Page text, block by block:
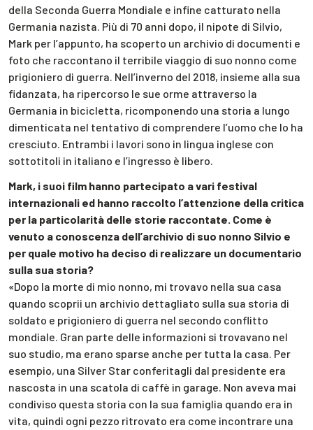
della Seconda Guerra Mondiale e infine catturato nella
Germania nazista. Più di 70 anni dopo, il nipote di Silvio,
Mark per l’appunto, ha scoperto un archivio di documenti e
foto che raccontano il terribile viaggio di suo nonno come
prigioniero di guerra. Nell’inverno del 2018, insieme alla sua
fidanzata, ha ripercorso le sue orme attraverso la
Germania in bicicletta, ricomponendo una storia a lungo
dimenticata nel tentativo di comprendere l’uomo che lo ha
cresciuto. Entrambi i lavori sono in lingua inglese con
sottotitoli in italiano e l’ingresso è libero.
Mark, i suoi film hanno partecipato a vari festival
internazionali ed hanno raccolto l’attenzione della critica
per la particolarità delle storie raccontate. Come è
venuto a conoscenza dell’archivio di suo nonno Silvio e
per quale motivo ha deciso di realizzare un documentario
sulla sua storia?
«Dopo la morte di mio nonno, mi trovavo nella sua casa
quando scoprii un archivio dettagliato sulla sua storia di
soldato e prigioniero di guerra nel secondo conflitto
mondiale. Gran parte delle informazioni si trovavano nel
suo studio, ma erano sparse anche per tutta la casa. Per
esempio, una Silver Star conferitagli dal presidente era
nascosta in una scatola di caffè in garage. Non aveva mai
condiviso questa storia con la sua famiglia quando era in
vita, quindi ogni pezzo ritrovato era come incontrare una